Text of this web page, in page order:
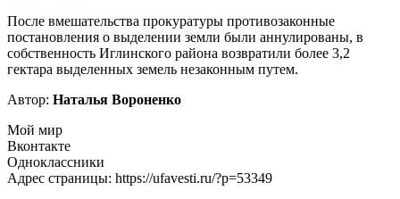
После вмешательства прокуратуры противозаконные
постановления о выделении земли были аннулированы, в
собственность Иглинского района возвратили более 3,2
гектара выделенных земель незаконным путем.
Автор: Наталья Вороненко
Мой мир
Вконтакте
Одноклассники
Адрес страницы: https://ufavesti.ru/?p=53349